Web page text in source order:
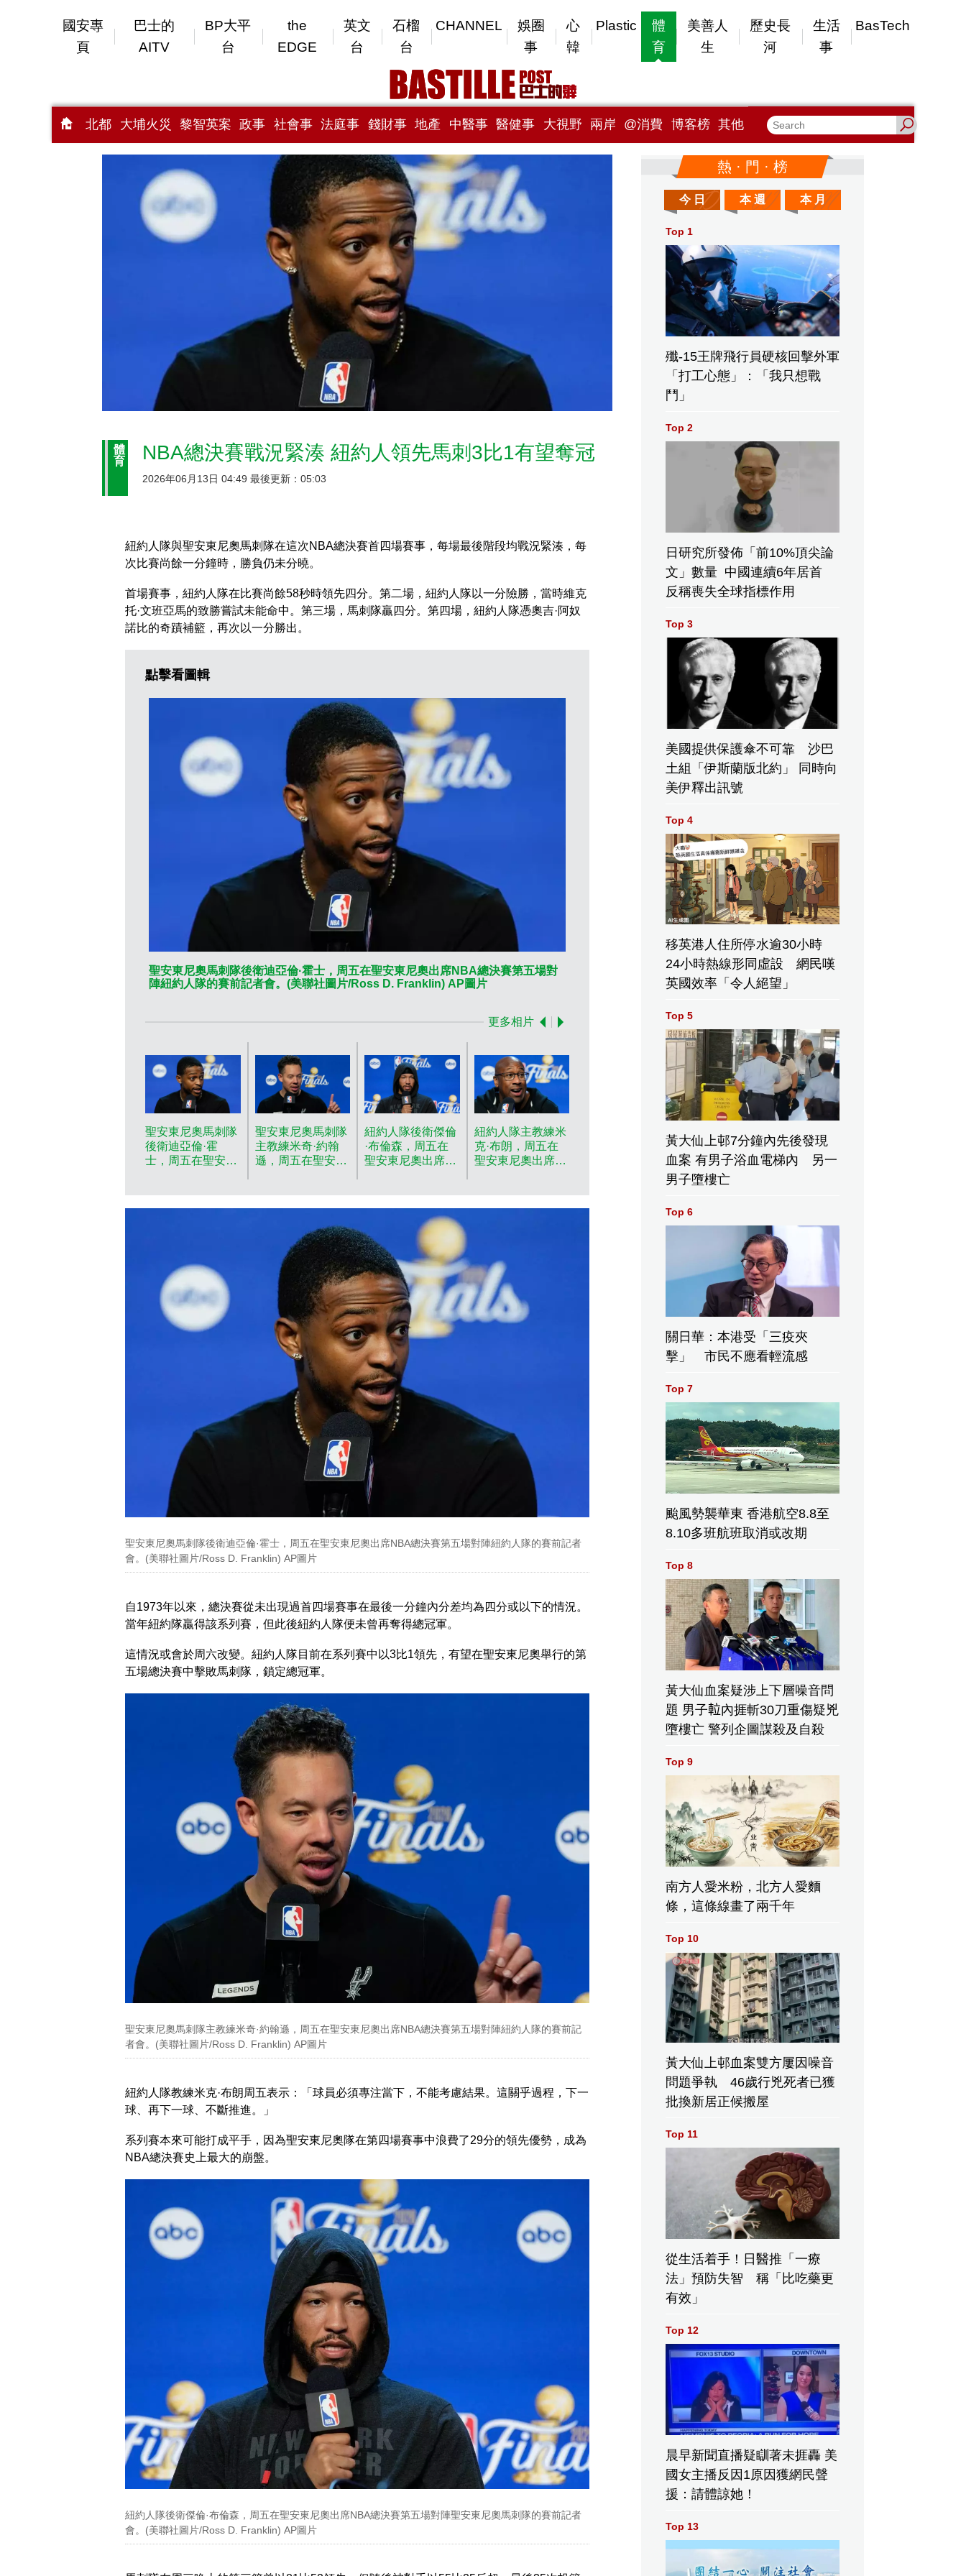
國安專
頁
巴士的
AITV
BP大平
台
the
EDGE
英文
台
石榴
台
CHANNEL
娛圈
事
心
韓
Plastic
體
育
美善人
生
歷史長
河
生活
事
BasTech
北都 大埔火災 黎智英案 政事 社會事 法庭事 錢財事 地產 中醫事 醫健事 大視野 兩岸 @消費 博客榜 其他
體
育
NBA總決賽戰況緊湊 紐約人領先馬刺3比1有望奪冠
2026年06月13日 04:49 最後更新：05:03
紐約人隊與聖安東尼奧馬刺隊在這次NBA總決賽首四場賽事，每場最後階段均戰況緊湊，每
次比賽尚餘一分鐘時，勝負仍未分曉。
首場賽事，紐約人隊在比賽尚餘58秒時領先四分。第二場，紐約人隊以一分險勝，當時維克
托·文班亞馬的致勝嘗試未能命中。第三場，馬刺隊贏四分。第四場，紐約人隊憑奧吉·阿奴
諾比的奇蹟補籃，再次以一分勝出。
點擊看圖輯
聖安東尼奧馬刺隊後衛迪亞倫·霍士，周五在聖安東尼奧出席NBA總決賽第五場對
陣紐約人隊的賽前記者會。(美聯社圖片/Ross D. Franklin) AP圖片
聖安東尼奧馬刺隊主教練米奇·約翰遜，周五在聖安東尼奧出席NBA總決賽第
對陣紐約人隊的賽前記者會。(美聯社圖片/Ross D. Franklin) AP圖片
更多相片
聖安東尼奧馬刺隊
後衛迪亞倫·霍
士，周五在聖安東
聖安東尼奧馬刺隊
主教練米奇·約翰
遜，周五在聖安東
片/Ross D.
Franklin) AP圖片
紐約人隊後衛傑倫
·布倫森，周五在
聖安東尼奧出席
會。(美聯社圖
片/Ross D.
Franklin) AP圖片
紐約人隊主教練米
克·布朗，周五在
聖安東尼奧出席
（32號）在周三紐
約舉行的NBA總決
東尼奧馬刺隊的賽
事後，擁抱前鋒奧
吉·阿奴諾比。(美
聯社圖片/Ross D.
聖安東尼奧馬刺隊後衛迪亞倫·霍士，周五在聖安東尼奧出席NBA總決賽第五場對陣紐約人隊的賽前記者
會。(美聯社圖片/Ross D. Franklin) AP圖片
自1973年以來，總決賽從未出現過首四場賽事在最後一分鐘內分差均為四分或以下的情況。
當年紐約隊贏得該系列賽，但此後紐約人隊便未曾再奪得總冠軍。
這情況或會於周六改變。紐約人隊目前在系列賽中以3比1領先，有望在聖安東尼奧舉行的第
五場總決賽中擊敗馬刺隊，鎖定總冠軍。
聖安東尼奧馬刺隊主教練米奇·約翰遜，周五在聖安東尼奧出席NBA總決賽第五場對陣紐約人隊的賽前記
者會。(美聯社圖片/Ross D. Franklin) AP圖片
紐約人隊教練米克·布朗周五表示：「球員必須專注當下，不能考慮結果。這關乎過程，下一
球、再下一球、不斷推進。」
系列賽本來可能打成平手，因為聖安東尼奧隊在第四場賽事中浪費了29分的領先優勢，成為
NBA總決賽史上最大的崩盤。
紐約人隊後衛傑倫·布倫森，周五在聖安東尼奧出席NBA總決賽第五場對陣聖安東尼奧馬刺隊的賽前記者
會。(美聯社圖片/Ross D. Franklin) AP圖片
熱 · 門 · 榜
今 日 本 週 本 月
Top 1
殲-15王牌飛行員硬核回擊外軍
「打工心態」：「我只想戰
鬥」
Top 2
日研究所發佈「前10%頂尖論
文」數量 中國連續6年居首
反稱喪失全球指標作用
Top 3
美國提供保護傘不可靠 沙巴
土組「伊斯蘭版北約」 同時向
美伊釋出訊號
Top 4
移英港人住所停水逾30小時
24小時熱線形同虛設 網民嘆
英國效率「令人絕望」
Top 5
黃大仙上邨7分鐘內先後發現
血案 有男子浴血電梯內 另一
男子墮樓亡
Top 6
關日華：本港受「三疫夾
擊」 市民不應看輕流感
Top 7
颱風勢襲華東 香港航空8.8至
8.10多班航班取消或改期
Top 8
黃大仙血案疑涉上下層噪音問
題 男子𨋢內捱斬30刀重傷疑兇
墮樓亡 警列企圖謀殺及自殺
Top 9
南方人愛米粉，北方人愛麵
條，這條線畫了兩千年
Top 10
黃大仙上邨血案雙方屢因噪音
問題爭執 46歲行兇死者已獲
批換新居正候搬屋
Top 11
從生活着手！日醫推「一療
法」預防失智 稱「比吃藥更
有效」
Top 12
晨早新聞直播疑瞓著未捱轟 美
國女主播反因1原因獲網民聲
援：請體諒她！
Top 13